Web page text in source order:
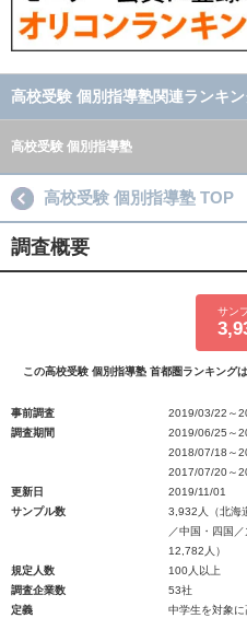
高校受験 個別指導塾関連ランキ
高校受験 個別指導塾
高校受験 個別指導塾 TOP
調査概要
サン
この高校受験 個別指導塾 首都圏ランキング
事前調査
2019/03/22～
調査期間
2019/06/25～
2018/07/18～
2017/07/20～
更新日
2019/11/01
サンプル数
3,932人（北海
／中国・四国
12,782人）
規定人数
100人以上
調査企業数
53社
定義
中学生を対象